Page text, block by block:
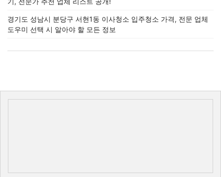
경기도 성남시 분당구 서현1동 이사청소 입주청소 가격, 전문 업체
도우미 선택 시 알아야 할 모든 정보